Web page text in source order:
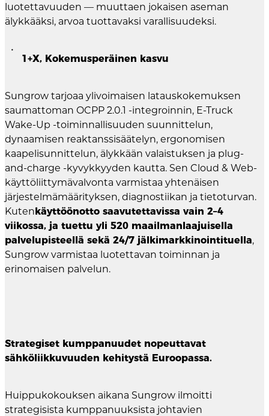
luotettavuuden — muuttaen jokaisen aseman
älykkääksi, arvoa tuottavaksi varallisuudeksi.
1+X, Kokemusperäinen kasvu
Sungrow tarjoaa ylivoimaisen latauskokemuksen
saumattoman OCPP 2.0.1 -integroinnin, E-Truck
Wake-Up -toiminnallisuuden suunnittelun,
dynaamisen reaktanssisäätelyn, ergonomisen
kaapelisunnittelun, älykkään valaistuksen ja plug-
and-charge -kyvykkyyden kautta. Sen Cloud & Web-
käyttöliittymävalvonta varmistaa yhtenäisen
järjestelmämäärityksen, diagnostiikan ja tietoturvan.
Kutenkäyttöönotto saavutettavissa vain 2–4
viikossa, ja tuettu yli 520 maailmanlaajuisella
palvelupisteellä sekä 24/7 jälkimarkkinointituella,
Sungrow varmistaa luotettavan toiminnan ja
erinomaisen palvelun.
Strategiset kumppanuudet nopeuttavat
sähköliikkuvuuden kehitystä Euroopassa.
Huippukokouksen aikana Sungrow ilmoitti
strategisista kumppanuuksista johtavien